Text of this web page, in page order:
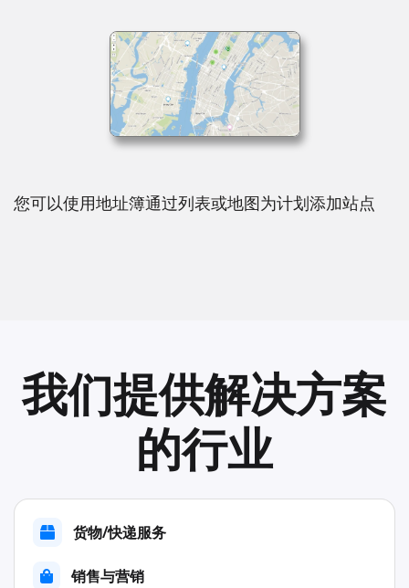
您可以使用地址簿通过列表或地图为计划添加站点
我们提供解决方案
的行业
货物/快递服务
销售与营销